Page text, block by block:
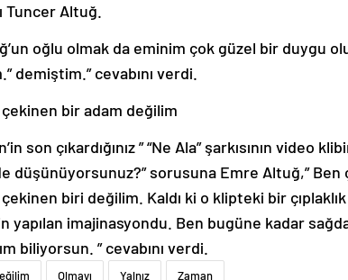
Tuncer Altuğ.
oğlu olmak da eminim çok güzel bir duygu
demiştim.” cevabını verdi.
çekinen bir adam değilim
son çıkardığınız ” “Ne Ala” şarkısının video
düşünüyorsunuz?” sorusuna Emre Altuğ,” Ben
çekinen biri değilim. Kaldı ki o klipteki bir
yapılan imajinasyondu. Ben bugüne kadar
biliyorsun. ” cevabını verdi.
Olmayı Yalnız Zaman